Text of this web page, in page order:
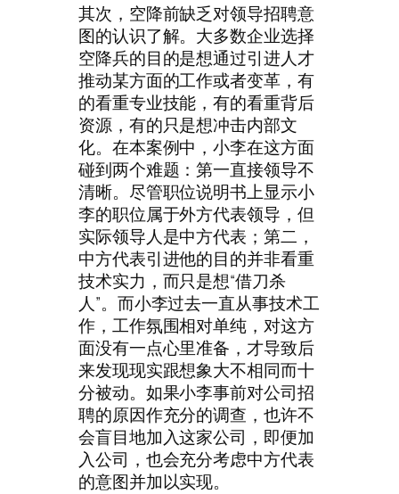
其次，空降前缺乏对领导招聘意
图的认识了解。大多数企业选择
空降兵的目的是想通过引进人才
推动某方面的工作或者变革，有
的看重专业技能，有的看重背后
资源，有的只是想冲击内部文
化。在本案例中，小李在这方面
碰到两个难题：第一直接领导不
清晰。尽管职位说明书上显示小
李的职位属于外方代表领导，但
实际领导人是中方代表；第二，
中方代表引进他的目的并非看重
技术实力，而只是想“借刀杀
人”。而小李过去一直从事技术工
作，工作氛围相对单纯，对这方
面没有一点心里准备，才导致后
来发现现实跟想象大不相同而十
分被动。如果小李事前对公司招
聘的原因作充分的调查，也许不
会盲目地加入这家公司，即便加
入公司，也会充分考虑中方代表
的意图并加以实现。